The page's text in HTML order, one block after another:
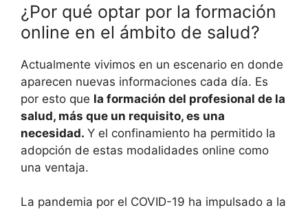
¿Por qué optar por la formación
online en el ámbito de salud?
Actualmente vivimos en un escenario en donde
aparecen nuevas informaciones cada día. Es
por esto que la formación del profesional de la
salud, más que un requisito, es una
necesidad. Y el confinamiento ha permitido la
adopción de estas modalidades online como
una ventaja.
La pandemia por el COVID-19 ha impulsado a la